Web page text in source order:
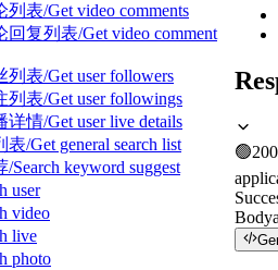
表/Get video comments
复列表/Get video comment
表/Get user followers
表/Get user followings
情/Get user live details
/Get general search list
keyword suggest
user
video
live
photo
🟢200
Body